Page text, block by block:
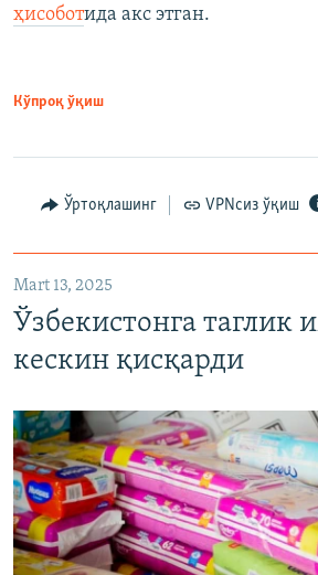
ҳисоботида акс этган.
Кўпроқ ўқиш
Ўртоқлашинг VPNсиз ўқиш
Mart 13, 2025
Ўзбекистонга таглик
кескин қисқарди